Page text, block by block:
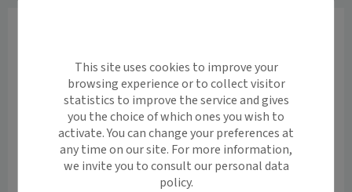
91 Rue Saint - Germain 93230 Romainville
Informations pratiques
Accès pour personnes à mobilité réduite: oui
Ascenseur: oui
Voir l’itinéraire avec Maps
This site uses cookies to improve your
browsing experience or to collect visitor
statistics to improve the service and gives
you the choice of which ones you wish to
activate. You can change your preferences at
any time on our site. For more information,
we invite you to consult our personal data
policy.